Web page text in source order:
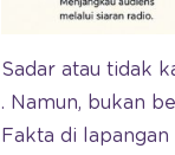
Sadar atau tidak
. Namun, bukan
Fakta di